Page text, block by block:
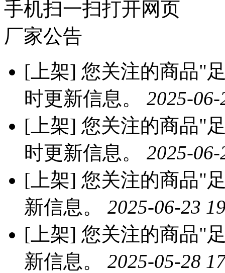
手机扫一扫打开网页
厂家公告
[上架] 您关注的商品"
时更新信息。 2025-
[上架] 您关注的商品"
时更新信息。 2025-
[上架] 您关注的商品"
新信息。 2025-06-23
[上架] 您关注的商品"
新信息。 2025-05-28